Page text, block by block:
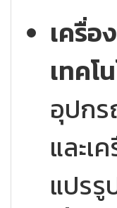
เครื่อ
เทคโ
อุปก
และเ
แปรรู